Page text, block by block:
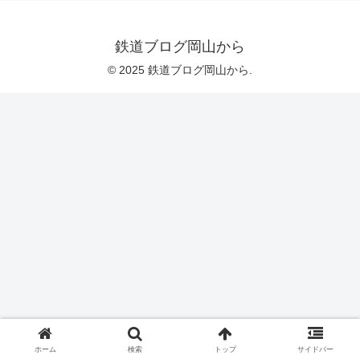
鉄道ブログ岡山から
© 2025 鉄道ブログ岡山から.
ホーム 検索 トップ サイドバー